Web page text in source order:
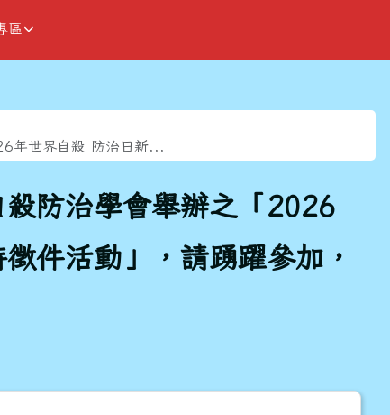
區
年世界自殺 防治日新...
防治學會舉辦之「2026
件活動」，請踴躍參加，